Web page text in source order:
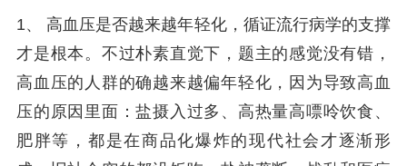
1、 高血压是否越来越年轻化，循证流行病学的支撑
才是根本。不过朴素直觉下，题主的感觉没有错，
高血压的人群的确越来越偏年轻化，因为导致高血
压的原因里面：盐摄入过多、高热量高嘌呤饮食、
肥胖等，都是在商品化爆炸的现代社会才逐渐形